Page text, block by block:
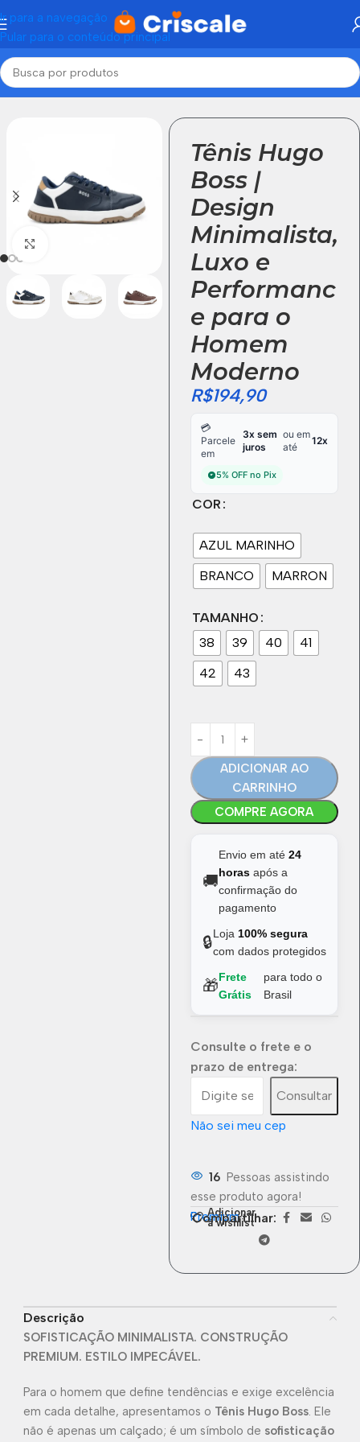
Ir para a navegação
Pular para o conteúdo principal
Início Tênis Masculino
Tênis Hugo
Boss |
Design
Minimalista,
Luxo e
Performanc
e para o
Homem
Moderno
R$194,90
💳
Parcele
em
3x sem
juros
ou em
até
12x
5% OFF no Pix
COR
AZUL MARINHO
BRANCO
MARRON
TAMANHO
38
39 40
41
42
43
ADICIONAR AO
CARRINHO
COMPRE AGORA
🚚
Envio em até 24
horasapós a
confirmação do
pagamento
🔒Loja 100% segura
com dados protegidos
🎁Frete
Grátis
para todo o
Brasil
Consulte o frete e o
prazo de entrega:
Consultar
Não sei meu cep
16 Pessoas assistindo
esse produto agora!
Adicionar
à wishlist
Premium
Compartilhar:
Descrição
SOFISTICAÇÃO MINIMALISTA. CONSTRUÇÃO
PREMIUM. ESTILO IMPECÁVEL.
Para o homem que define tendências e exige excelência
em cada detalhe, apresentamos o Tênis Hugo Boss . Ele
não é apenas um calçado; é um símbolo de sofisticação